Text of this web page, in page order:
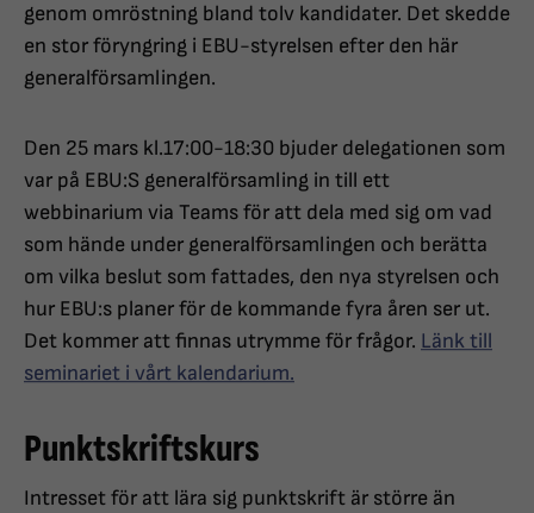
genom omröstning bland tolv kandidater. Det skedde
en stor föryngring i EBU-styrelsen efter den här
generalförsamlingen.
Den 25 mars kl.17:00-18:30 bjuder delegationen som
var på EBU:S generalförsamling in till ett
webbinarium via Teams för att dela med sig om vad
som hände under generalförsamlingen och berätta
om vilka beslut som fattades, den nya styrelsen och
hur EBU:s planer för de kommande fyra åren ser ut.
Det kommer att finnas utrymme för frågor. Länk till
seminariet i vårt kalendarium.
Punktskriftskurs
Intresset för att lära sig punktskrift är större än